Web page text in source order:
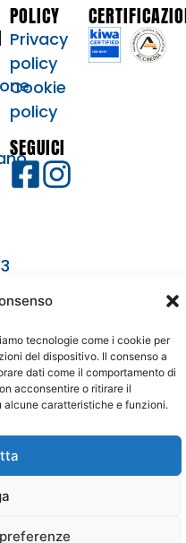
tecnologie come i cookie per
del dispositivo. Il consenso a
dati come il comportamento di
acconsentire o ritirare il
alcune caratteristiche e funzioni.
POLICY
Privacy
policy
Cookie
policy
SEGUICI
FISCALE: 04397200488 –
I DIRITTI SONO RISERVATI